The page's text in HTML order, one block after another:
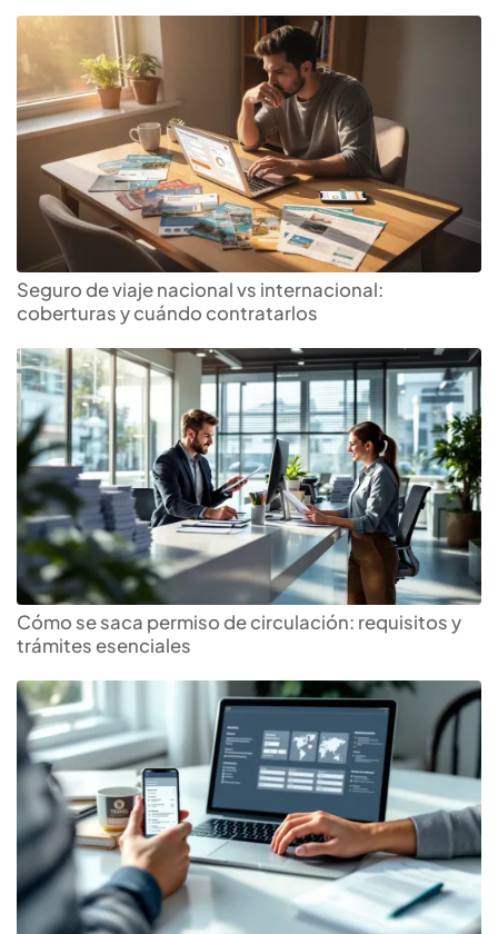
Seguro de viaje nacional vs internacional:
coberturas y cuándo contratarlos
Cómo se saca permiso de circulación: requisitos y
trámites esenciales